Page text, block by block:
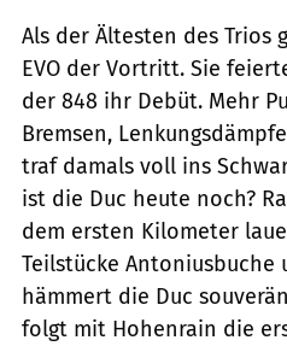
Als der Ältesten des Trios
EVO der Vortritt. Sie
der 848 ihr Debüt. Mehr
Bremsen,
traf damals voll ins
ist die Duc heute noch?
dem ersten Kilometer
Teilstücke Antoniusbuche
hämmert die Duc
folgt mit Hohenrain die